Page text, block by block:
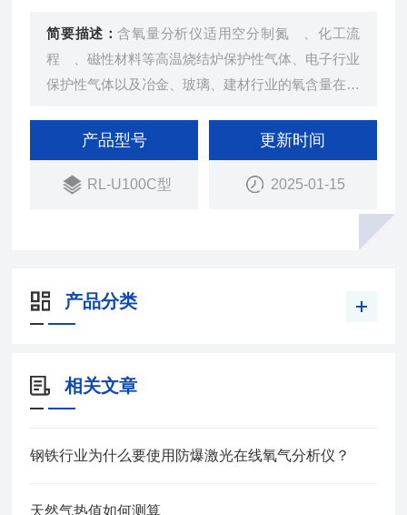
简要描述：含氧量分析仪适用空分制氮 、化工流
程 、磁性材料等高温烧结炉保护性气体、电子行业
保护性气体以及冶金、玻璃、建材行业的氧含量在线
产品型号
RL-U100C型
更新时间
2025-01-15
产品分类
相关文章
钢铁行业为什么要使用防爆激光在线氧气分析仪？
天然气热值如何测算